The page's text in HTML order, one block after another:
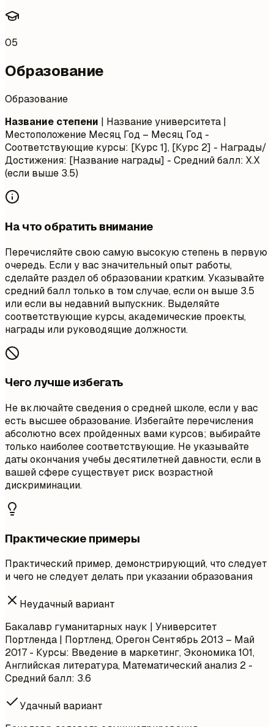
05
Образование
Образование
Название степени | Название университета |
Местоположение Месяц Год – Месяц Год -
Соответствующие курсы: [Курс 1], [Курс 2] - Награды/
Достижения: [Название награды] - Средний балл: X.X
(если выше 3.5)
На что обратить внимание
Перечисляйте свою самую высокую степень в первую
очередь. Если у вас значительный опыт работы,
сделайте раздел об образовании кратким. Указывайте
средний балл только в том случае, если он выше 3.5
или если вы недавний выпускник. Выделяйте
соответствующие курсы, академические проекты,
награды или руководящие должности.
Чего лучше избегать
Не включайте сведения о средней школе, если у вас
есть высшее образование. Избегайте перечисления
абсолютно всех пройденных вами курсов; выбирайте
только наиболее соответствующие. Не указывайте
даты окончания учебы десятилетней давности, если в
вашей сфере существует риск возрастной
дискриминации.
Практические примеры
Практический пример, демонстрирующий, что следует
и чего не следует делать при указании образования
Неудачный вариант
Бакалавр гуманитарных наук | Университет
Портленда | Портленд, ОрегонСентябрь 2013 – Май
2017 - Курсы: Введение в маркетинг, Экономика 101,
Английская литература, Математический анализ 2 -
Средний балл: 3.6
Удачный вариант